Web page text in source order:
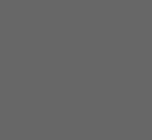
zastrzeżone